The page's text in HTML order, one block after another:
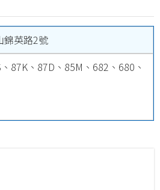
錦英路2號
87K、87D、85M、682、680、